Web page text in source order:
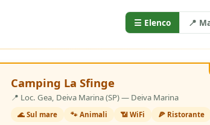
☰ Elenco 📍
Camping La Sfinge
2 Stelle
📍 Loc. Gea, Deiva Marina (SP) — Deiva Marina
🌊 Sul mare 🐾 Animali 📶 WiFi 🍕 Ristorante